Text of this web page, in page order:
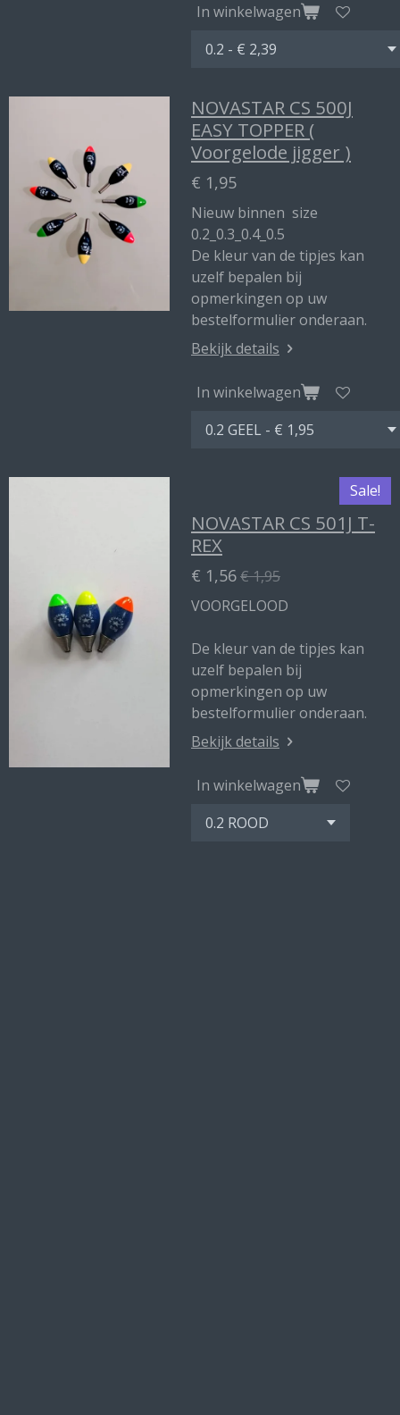
In winkelwagen
NOVASTAR CS 500J
EASY TOPPER (
Voorgelode jigger )
€ 1,95
Nieuw binnen size
0.2_0.3_0.4_0.5
De kleur van de tipjes kan
uzelf bepalen bij
opmerkingen op uw
bestelformulier onderaan.
Bekijk details
In winkelwagen
Sale!
NOVASTAR CS 501J T-
REX
€ 1,56€ 1,95
VOORGELOOD
De kleur van de tipjes kan
uzelf bepalen bij
opmerkingen op uw
bestelformulier onderaan.
Bekijk details
In winkelwagen